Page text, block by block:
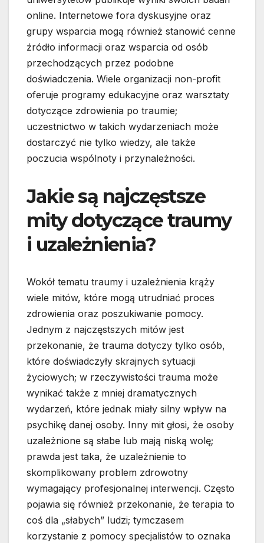
online. Internetowe fora dyskusyjne oraz
grupy wsparcia mogą również stanowić cenne
źródło informacji oraz wsparcia od osób
przechodzących przez podobne
doświadczenia. Wiele organizacji non-profit
oferuje programy edukacyjne oraz warsztaty
dotyczące zdrowienia po traumie;
uczestnictwo w takich wydarzeniach może
dostarczyć nie tylko wiedzy, ale także
poczucia wspólnoty i przynależności.
Jakie są najczęstsze
mity dotyczące traumy
i uzależnienia?
Wokół tematu traumy i uzależnienia krąży
wiele mitów, które mogą utrudniać proces
zdrowienia oraz poszukiwanie pomocy.
Jednym z najczęstszych mitów jest
przekonanie, że trauma dotyczy tylko osób,
które doświadczyły skrajnych sytuacji
życiowych; w rzeczywistości trauma może
wynikać także z mniej dramatycznych
wydarzeń, które jednak miały silny wpływ na
psychikę danej osoby. Inny mit głosi, że osoby
uzależnione są słabe lub mają niską wolę;
prawda jest taka, że uzależnienie to
skomplikowany problem zdrowotny
wymagający profesjonalnej interwencji. Często
pojawia się również przekonanie, że terapia to
coś dla „słabych” ludzi; tymczasem
korzystanie z pomocy specjalistów to oznaka